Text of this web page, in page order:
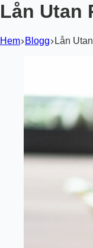
Lån Utan
Hem Blogg Lån